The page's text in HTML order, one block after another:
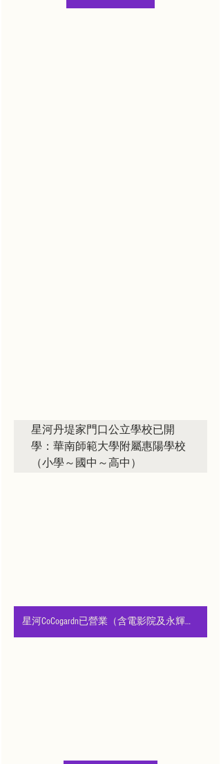
星河丹堤家門口公立學校已開
學：華南師範大學附屬惠陽學校
（小學～國中～高中）
星河CoCogardn已營業（含電影院及永輝超市等）